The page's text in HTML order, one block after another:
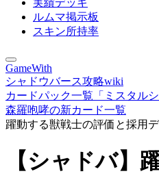
実績デッキ
ルムマ掲示板
スキン所持率
GameWith
シャドウバース攻略wiki
カードパック一覧「ミスタルシ
森羅咆哮の新カード一覧
躍動する獣戦士の評価と採用
【シャドバ】